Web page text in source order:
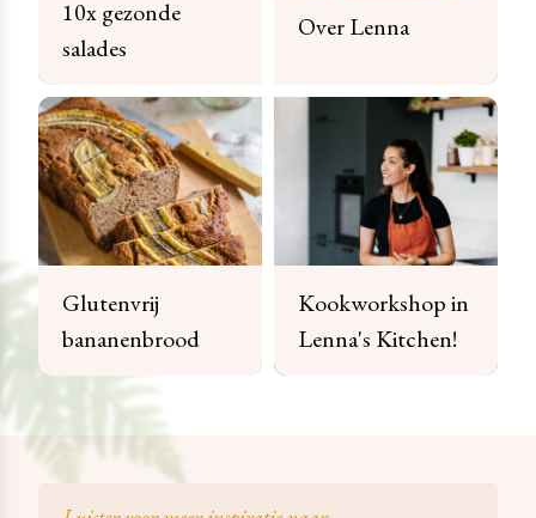
10x gezonde
salades
Over Lenna
Glutenvrij
bananenbrood
Kookworkshop in
Lenna's Kitchen!